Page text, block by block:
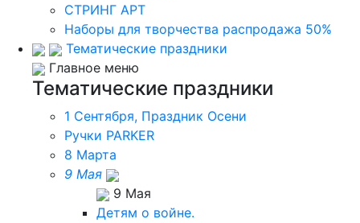
СТРИНГ АРТ
Наборы для творчества распродажа 50%
Тематические праздники
Главное меню
Тематические праздники
1 Сентября, Праздник Осени
Ручки PARKER
8 Марта
9 Мая
9 Мая
Детям о войне.